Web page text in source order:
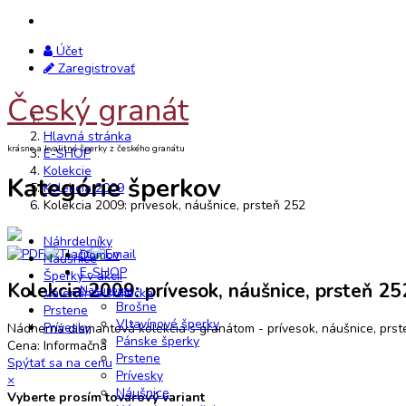
Účet
Zaregistrovať
Český granát
krásne a kvalitné šperky z českého granátu
Kategórie šperkov
Náhrdelníky
Náušnice
Šperky v akcii
Valentín a srdiečka
Prstene
Prívesky
Domov
E-SHOP
Nakupovať
Brošne
Vltavínové šperky
Pánske šperky
Prstene
Prívesky
Náušnice
Hlavná stránka
E-SHOP
Kolekcie
Kolekcia 2009
Kolekcia 2009: prívesok, náušnice, prsteň 252
Kolekcia 2009: prívesok, náušnice, prsteň
Nádherná diamantová kolekcia s granátom - prívesok, náušnice,
Cena: Informačná
Spýtať sa na cenu
×
Vyberte prosím tovarový variant